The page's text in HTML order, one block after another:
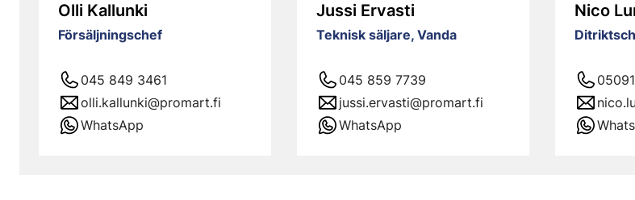
Olli Kallunki
Försäljningschef
045 849 3461
olli.kallunki@promart.fi
WhatsApp
Jussi Ervasti
Teknisk säljare, Vanda
045 859 7739
jussi.ervasti@promart.fi
WhatsApp
Nico